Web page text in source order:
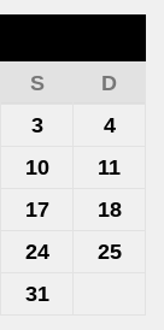
S
D
3
4
10
11
17
18
24
25
31